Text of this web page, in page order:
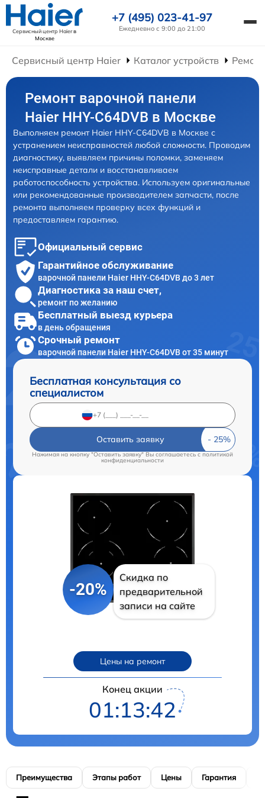
Сервисный центр Haierв
Москве
+7 (495) 023-41-97
Ежедневно с 9:00 до 21:00
Сервисный центр Haier Каталог устройств
Ремонт варочной панели
Haier HHY-C64DVB в Москве
Выполняем ремонт Haier HHY-C64DVB в Москве с
устранением неисправностей любой сложности. Проводим
диагностику, выявляем причины поломки, заменяем
неисправные детали и восстанавливаем
работоспособность устройства. Используем оригинальные
или рекомендованные производителем запчасти, после
ремонта выполняем проверку всех функций и
предоставляем гарантию.
Официальный сервис
Гарантийное обслуживание
варочной панели Haier HHY-C64DVB до 3 лет
Диагностика за наш счет,
ремонт по желанию
Бесплатный выезд курьера
в день обращения
Срочный ремонт
варочной панели Haier HHY-C64DVB от 35 минут
Бесплатная консультация со
специалистом
Оставить заявку
Нажимая на кнопку "Оставить заявку" Вы соглашаетесь cполитикой
конфиденциальности
-20%
Скидка по
предварительной
записи на сайте
Цены на ремонт
Конец акции
01:13:40
Преимущества Этапы работ Цены Гарантия